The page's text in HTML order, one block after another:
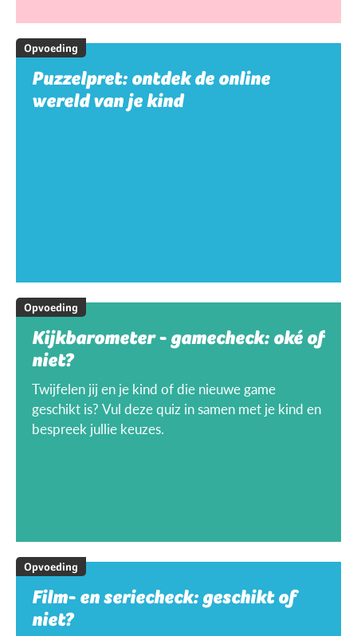
Opvoeding
Puzzelpret: ontdek de online
wereld van je kind
Opvoeding
Kijkbarometer - gamecheck: oké of
niet?
Twijfelen jij en je kind of die nieuwe game
geschikt is? Vul deze quiz in samen met je kind en
bespreek jullie keuzes.
Opvoeding
Film- en seriecheck: geschikt of
niet?